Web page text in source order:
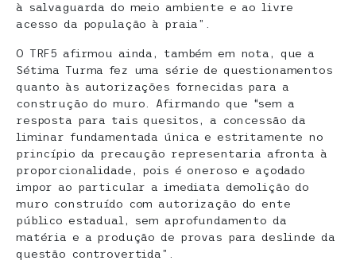
à salvaguarda do meio ambiente e ao livre
acesso da população à praia”.
O TRF5 afirmou ainda, também em nota, que a
Sétima Turma fez uma série de questionamentos
quanto às autorizações fornecidas para a
construção do muro. Afirmando que “sem a
resposta para tais quesitos, a concessão da
liminar fundamentada única e estritamente no
princípio da precaução representaria afronta à
proporcionalidade, pois é oneroso e açodado
impor ao particular a imediata demolição do
muro construído com autorização do ente
público estadual, sem aprofundamento da
matéria e a produção de provas para deslinde da
questão controvertida”.